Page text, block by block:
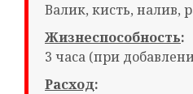
Валик, кисть, налив,
Жизнеспособность:
3 часа (при
Расход: